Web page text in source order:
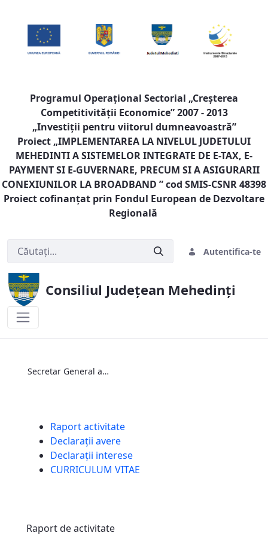
Programul Operaţional Sectorial „Creşterea
Competitivităţii Economice” 2007 - 2013
„Investiţii pentru viitorul dumneavoastră”
Proiect „IMPLEMENTAREA LA NIVELUL JUDETULUI
MEHEDINTI A SISTEMELOR INTEGRATE DE E-TAX, E-
PAYMENT SI E-GUVERNARE, PRECUM SI A ASIGURARII
CONEXIUNILOR LA BROADBAND ” cod SMIS-CSNR 48398
Proiect cofinanţat prin Fondul European de Dezvoltare
Regională
Autentifica-te
Consiliul Județean Mehedinți
Secretar General al U.A.T
Raport activitate
Declarații avere
Declarații interese
CURRICULUM VITAE
Raport de activitate